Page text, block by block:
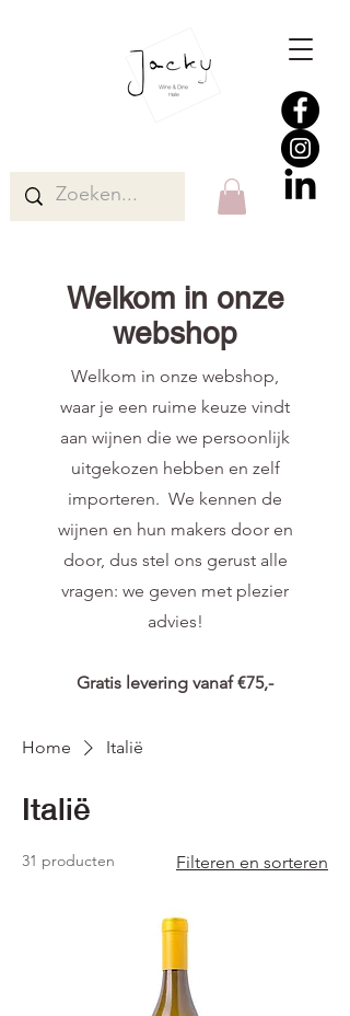
Welkom in onze
webshop
Welkom in onze webshop,
waar je een ruime keuze vindt
aan wijnen die we persoonlijk
uitgekozen hebben en zelf
importeren. We kennen de
wijnen en hun makers door en
door, dus stel ons gerust alle
vragen: we geven met plezier
advies!
Gratis levering vanaf €75,-
Home Italië
Italië
31 producten Filteren en sorteren